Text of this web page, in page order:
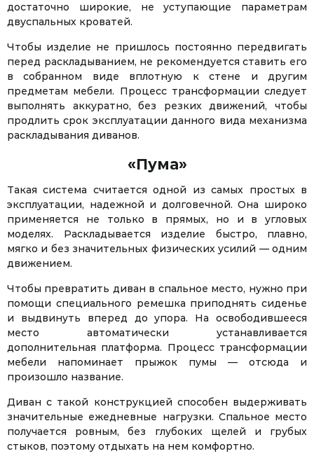
достаточно широкие, не уступающие параметрам
двуспальных кроватей.
Чтобы изделие не пришлось постоянно передвигать
перед раскладыванием, не рекомендуется ставить его
в собранном виде вплотную к стене и другим
предметам мебели. Процесс трансформации следует
выполнять аккуратно, без резких движений, чтобы
продлить срок эксплуатации данного вида механизма
раскладывания диванов.
«Пума»
Такая система считается одной из самых простых в
эксплуатации, надежной и долговечной. Она широко
применяется не только в прямых, но и в угловых
моделях. Раскладывается изделие быстро, плавно,
мягко и без значительных физических усилий — одним
движением.
Чтобы превратить диван в спальное место, нужно при
помощи специального ремешка приподнять сиденье
и выдвинуть вперед до упора. На освободившееся
место автоматически устанавливается
дополнительная платформа. Процесс трансформации
мебели напоминает прыжок пумы — отсюда и
произошло название.
Диван с такой конструкцией способен выдерживать
значительные ежедневные нагрузки. Спальное место
получается ровным, без глубоких щелей и грубых
стыков, поэтому отдыхать на нем комфортно.